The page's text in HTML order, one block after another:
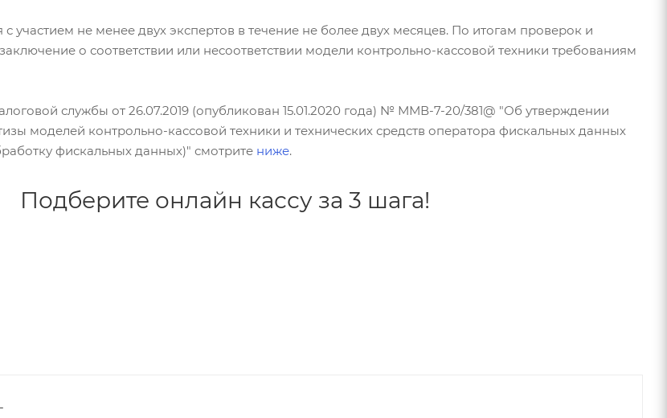
с участием не менее двух экспертов в течение не более двух месяцев. По итогам проверок и
о соответствии или несоответствии модели контрольно-кассовой техники требованиям
службы от 26.07.2019 (опубликован 15.01.2020 года) № ММВ-7-20/381@ "Об утверждении
моделей контрольно-кассовой техники и технических средств оператора фискальных данных
фискальных данных)" смотрите ниже.
Подберите онлайн кассу за 3 шага!